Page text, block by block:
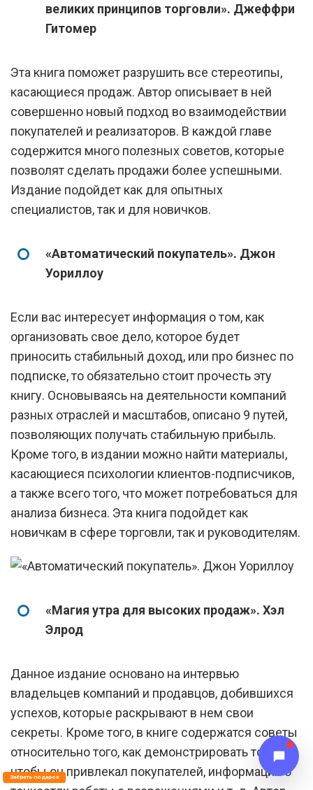
великих принципов торговли». Джеффри
Гитомер
Эта книга поможет разрушить все стереотипы,
касающиеся продаж. Автор описывает в ней
совершенно новый подход во взаимодействии
покупателей и реализаторов. В каждой главе
содержится много полезных советов, которые
позволят сделать продажи более успешными.
Издание подойдет как для опытных
специалистов, так и для новичков.
«Автоматический покупатель». Джон
Уориллоу
Если вас интересует информация о том, как
организовать свое дело, которое будет
приносить стабильный доход, или про бизнес по
подписке, то обязательно стоит прочесть эту
книгу. Основываясь на деятельности компаний
разных отраслей и масштабов, описано 9 путей,
позволяющих получать стабильную прибыль.
Кроме того, в издании можно найти материалы,
касающиеся психологии клиентов-подписчиков,
а также всего того, что может потребоваться для
анализа бизнеса. Эта книга подойдет как
новичкам в сфере торговли, так и руководителям.
«Магия утра для высоких продаж». Хэл
Элрод
Данное издание основано на интервью
владельцев компаний и продавцов, добившихся
успехов, которые раскрывают в нем свои
секреты. Кроме того, в книге содержатся советы
относительно того, как демонстрировать товар,
чтобы он привлекал покупателей, информация о
Забрать подарок